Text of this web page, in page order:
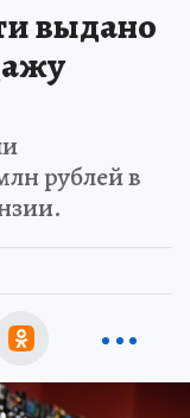
выдано
рублей в